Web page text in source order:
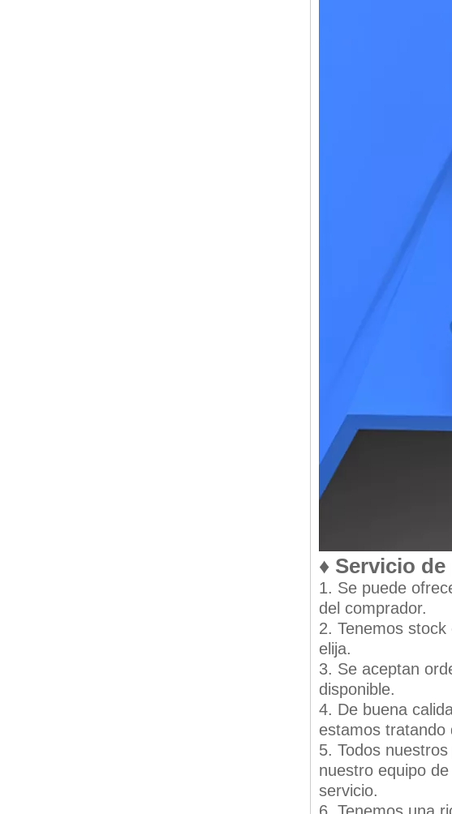
♦ Servicio
1. Se puede
del comprador.
2. Tenemos
elija.
3. Se aceptan
disponible.
4. De buena
estamos tratando
5. Todos
nuestro equipo
servicio.